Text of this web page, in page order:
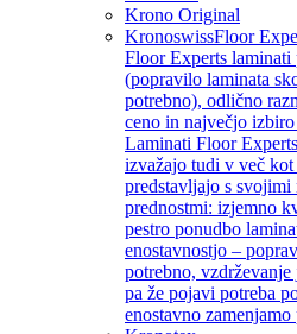
Krono Original
KronoswissFloor
Floor Experts
(popravilo laminata
potrebno), odlično
ceno in največjo
Laminati Floor
izvažajo tudi v več kot
predstavljajo s
prednostmi: izjemno
pestro ponudbo
enostavnostjo –
potrebno,
pa že pojavi potreba
enostavno